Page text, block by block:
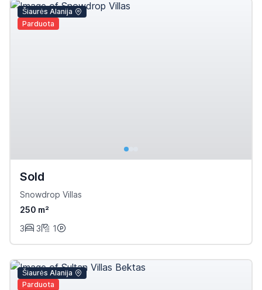
Šiaurės Alanija
Parduota
Sold
Snowdrop Villas
250 m²
3
3 1
Šiaurės Alanija
Parduota